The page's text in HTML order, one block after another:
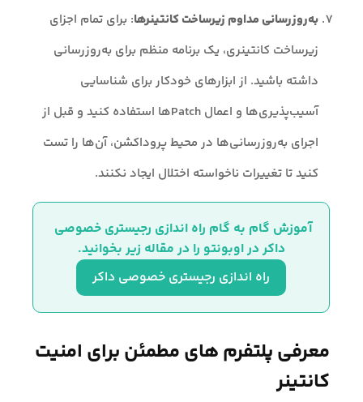
به‌روزرسانی مداوم زیرساخت کانتینرها: برای تمام اجزای
زیرساخت کانتینری، یک برنامه منظم برای به‌روزرسانی
داشته باشید. از ابزارهای خودکار برای شناسایی
آسیب‌پذیری‌ها و اعمال Patchها استفاده کنید و قبل از
اجرای به‌روزرسانی‌ها در محیط پروداکشن، آن‌ها را تست
کنید تا تغییرات ناخواسته اختلال ایجاد نکنند.
آموزش گام به گام راه‌ اندازی رجیستری خصوصی
داکر در اوبونتو را در مقاله زیر بخوانید.
راه‌ اندازی رجیستری خصوصی داکر
معرفی پلتفرم های مطمئن برای امنیت
کانتینر